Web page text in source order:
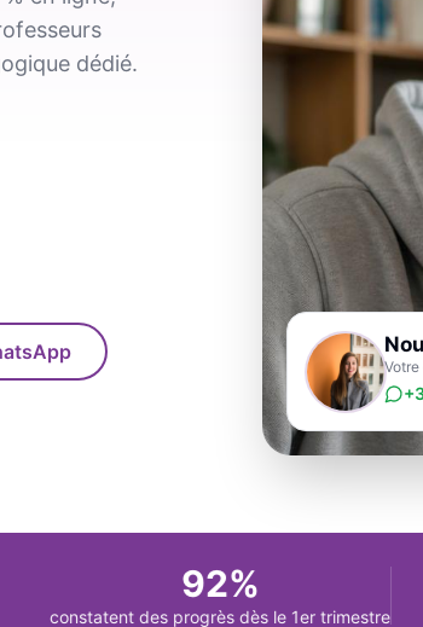
dédié.
92%
constatent des progrès dès le 1er trimestre